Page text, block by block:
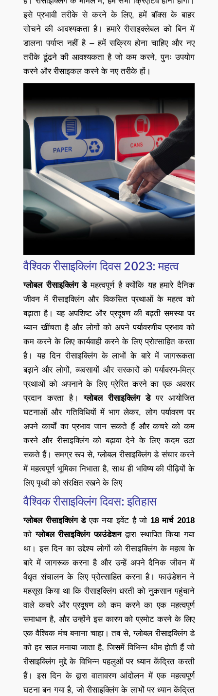
इसे प्रभावी तरीके से करने के लिए, हमें बॉक्स के बाहर
सोचने की आवश्यकता है। हमारे रीसाइक्लेबल को बिन में
डालना पर्याप्त नहीं है – हमें सक्रिय होना चाहिए और नए
तरीके ढूंढने की आवश्यकता है जो कम करने, पुनः उपयोग
करने और रीसाइकल करने के नए तरीके हों।
वैश्विक रीसाइक्लिंग दिवस 2023: महत्व
ग्लोबल रीसाइक्लिंग डेमहत्वपूर्ण है क्योंकि यह हमारे दैनिक
जीवन में रीसाइक्लिंग और विकसित प्रथाओं के महत्व को
बढ़ाता है। यह अपशिष्ट और प्रदूषण की बढ़ती समस्या पर
ध्यान खींचता है और लोगों को अपने पर्यावरणीय प्रभाव को
कम करने के लिए कार्यवाही करने के लिए प्रोत्साहित करता
है। यह दिन रीसाइक्लिंग के लाभों के बारे में जागरूकता
बढ़ाने और लोगों, व्यवसायों और सरकारों को पर्यावरण-मित्र
प्रथाओं को अपनाने के लिए प्रेरित करने का एक अवसर
प्रदान करता है।ग्लोबल रीसाइक्लिंग डेपर आयोजित
घटनाओं और गतिविधियों में भाग लेकर, लोग पर्यावरण पर
अपने कार्यों का प्रभाव जान सकते हैं और कचरे को कम
करने और रीसाइक्लिंग को बढ़ावा देने के लिए कदम उठा
सकते हैं। समग्र रूप से, ग्लोबल रीसाइक्लिंग डे संचार करने
में महत्वपूर्ण भूमिका निभाता है, साथ ही भविष्य की पीढ़ियों के
लिए पृथ्वी को संरक्षित रखने के लिए
वैश्विक रीसाइक्लिंग दिवस: इतिहास
ग्लोबल रीसाइक्लिंग डेएक नया इवेंट है जो 18 मार्च 2018
कोग्लोबल रीसाइक्लिंग फाउंडेशनद्वारा स्थापित किया गया
था। इस दिन का उद्देश्य लोगों को रीसाइक्लिंग के महत्व के
बारे में जागरूक करना है और उन्हें अपने दैनिक जीवन में
वैधृत संचालन के लिए प्रोत्साहित करना है। फाउंडेशन ने
महसूस किया था कि रीसाइक्लिंग धरती को नुकसान पहुंचाने
वाले कचरे और प्रदूषण को कम करने का एक महत्वपूर्ण
समाधान है, और उन्होंने इस कारण को प्रमोट करने के लिए
एक वैश्विक मंच बनाना चाहा। तब से, ग्लोबल रीसाइक्लिंग डे
को हर साल मनाया जाता है, जिसमें विभिन्न थीम होती हैं जो
रीसाइक्लिंग मुद्दे के विभिन्न पहलुओं पर ध्यान केंद्रित करती
हैं। इस दिन के द्वारा वातावरण आंदोलन में एक महत्वपूर्ण
घटना बन गया है, जो रीसाइक्लिंग के लाभों पर ध्यान केंद्रित